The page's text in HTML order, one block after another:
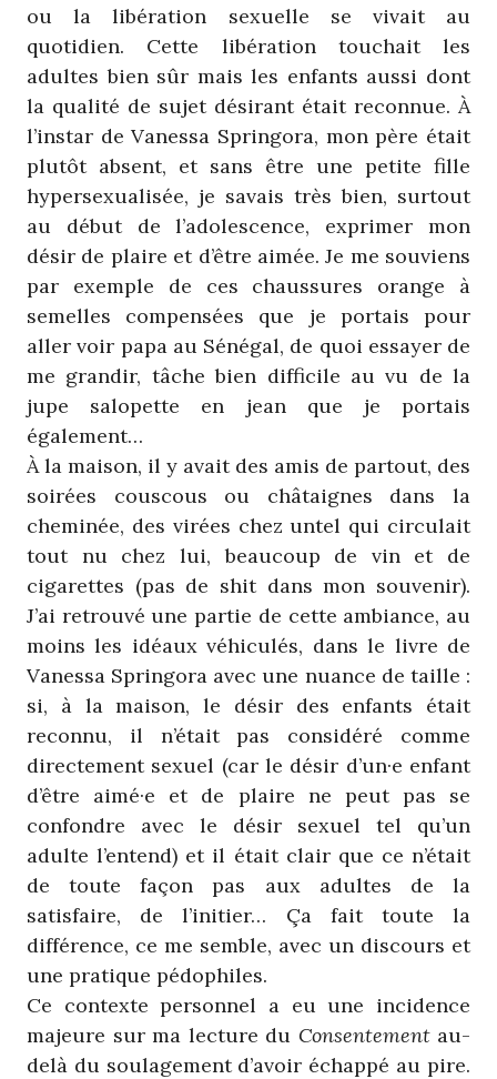
ou la libération sexuelle se vivait au
quotidien. Cette libération touchait les
adultes bien sûr mais les enfants aussi dont
la qualité de sujet désirant était reconnue. À
l’instar de Vanessa Springora, mon père était
plutôt absent, et sans être une petite fille
hypersexualisée, je savais très bien, surtout
au début de l’adolescence, exprimer mon
désir de plaire et d’être aimée. Je me souviens
par exemple de ces chaussures orange à
semelles compensées que je portais pour
aller voir papa au Sénégal, de quoi essayer de
me grandir, tâche bien difficile au vu de la
jupe salopette en jean que je portais
également…
À la maison, il y avait des amis de partout, des
soirées couscous ou châtaignes dans la
cheminée, des virées chez untel qui circulait
tout nu chez lui, beaucoup de vin et de
cigarettes (pas de shit dans mon souvenir).
J’ai retrouvé une partie de cette ambiance, au
moins les idéaux véhiculés, dans le livre de
Vanessa Springora avec une nuance de taille :
si, à la maison, le désir des enfants était
reconnu, il n’était pas considéré comme
directement sexuel (car le désir d’un·e enfant
d’être aimé·e et de plaire ne peut pas se
confondre avec le désir sexuel tel qu’un
adulte l’entend) et il était clair que ce n’était
de toute façon pas aux adultes de la
satisfaire, de l’initier… Ça fait toute la
différence, ce me semble, avec un discours et
une pratique pédophiles.
Ce contexte personnel a eu une incidence
majeure sur ma lecture du Consentementau-
delà du soulagement d’avoir échappé au pire.